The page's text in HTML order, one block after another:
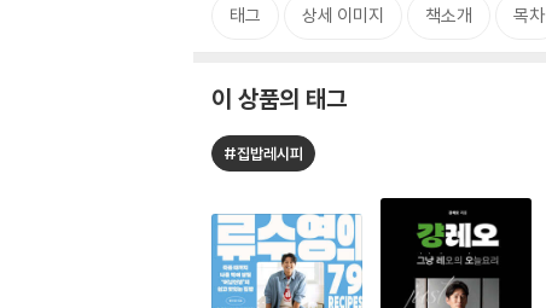
태그 상세 이미지 책소개 목차
이 상품의 태그
#집밥레시피